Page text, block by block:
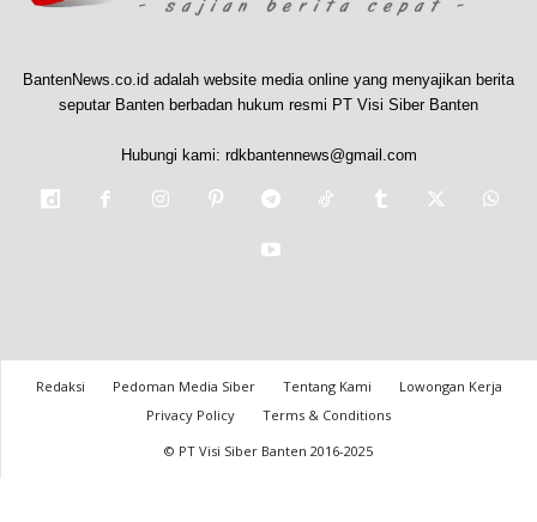
BantenNews.co.id adalah website media online yang menyajikan berita
seputar Banten berbadan hukum resmi PT Visi Siber Banten
Hubungi kami: rdkbantennews@gmail.com
Redaksi Pedoman Media Siber Tentang Kami
Lowongan Kerja
Privacy Policy
Terms & Conditions
© PT Visi Siber Banten 2016-2025